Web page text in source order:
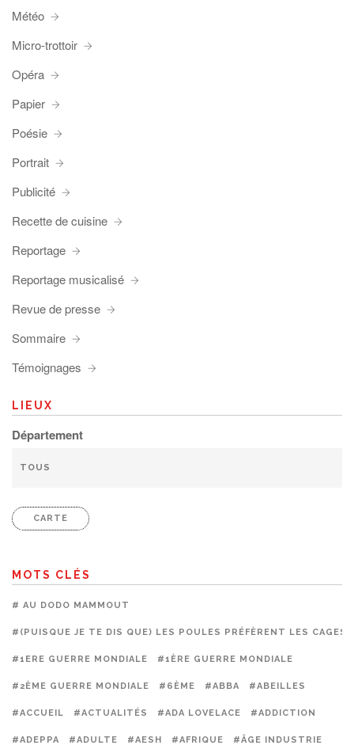
Météo
Micro-trottoir
Opéra
Papier
Poésie
Portrait
Publicité
Recette de cuisine
Reportage
Reportage musicalisé
Revue de presse
Sommaire
Témoignages
LIEUX
Département
CARTE
MOTS CLÉS
# AU DODO MAMMOUT
#(PUISQUE JE TE DIS QUE) LES POULES PRÉFÈRENT LES CAGES
#1ERE GUERRE MONDIALE #1ÈRE GUERRE MONDIALE
#2ÈME GUERRE MONDIALE #6ÈME #ABBA #ABEILLES
#ACCUEIL #ACTUALITÉS #ADA LOVELACE #ADDICTION
#ADEPPA #ADULTE #AESH #AFRIQUE #ÂGE INDUSTRIE